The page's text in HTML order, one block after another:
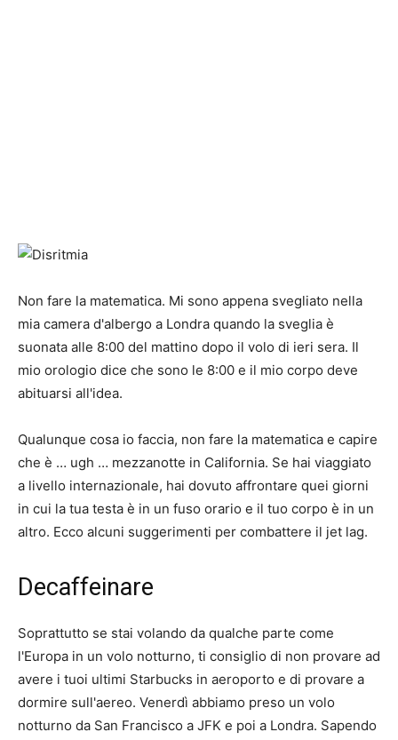
Non fare la matematica. Mi sono appena svegliato nella
mia camera d'albergo a Londra quando la sveglia è
suonata alle 8:00 del mattino dopo il volo di ieri sera. Il
mio orologio dice che sono le 8:00 e il mio corpo deve
abituarsi all'idea.
Qualunque cosa io faccia, non fare la matematica e capire
che è … ugh … mezzanotte in California. Se hai viaggiato
a livello internazionale, hai dovuto affrontare quei giorni
in cui la tua testa è in un fuso orario e il tuo corpo è in un
altro. Ecco alcuni suggerimenti per combattere il jet lag.
Decaffeinare
Soprattutto se stai volando da qualche parte come
l'Europa in un volo notturno, ti consiglio di non provare ad
avere i tuoi ultimi Starbucks in aeroporto e di provare a
dormire sull'aereo. Venerdì abbiamo preso un volo
notturno da San Francisco a JFK e poi a Londra. Sapendo